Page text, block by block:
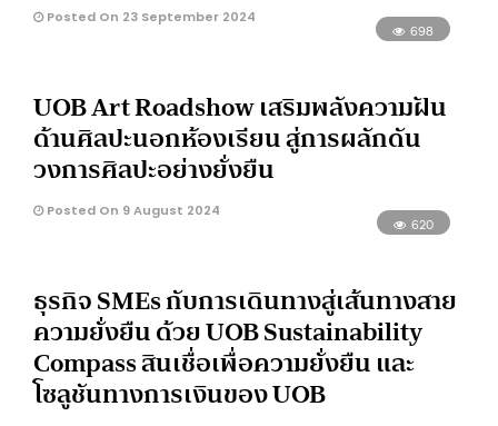
Posted On 23 September 2024
698
UOB Art Roadshow เสริมพลังความฝัน
ด้านศิลปะนอกห้องเรียน สู่การผลักดัน
วงการศิลปะอย่างยั่งยืน
Posted On 9 August 2024
620
ธุรกิจ SMEs กับการเดินทางสู่เส้นทางสาย
ความยั่งยืน ด้วย UOB Sustainability
Compass สินเชื่อเพื่อความยั่งยืน และ
โซลูชันทางการเงินของ UOB